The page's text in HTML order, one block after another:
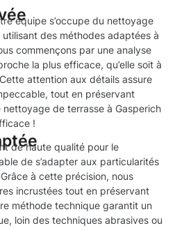
équipe s’occupe du nettoyage
des méthodes adaptées à
commençons par une analyse
la plus efficace, qu’elle soit à
attention aux détails assure
tout en préservant
nettoyage de terrasse à Gasperich
!
de haute qualité pour le
de s’adapter aux particularités
à cette précision, nous
incrustées tout en préservant
méthode technique garantit un
loin des techniques abrasives ou